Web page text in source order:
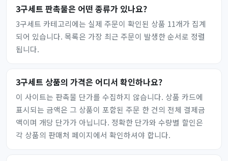
3구세트 판촉물은 어떤 종류가 있나요?
3구세트 카테고리에는 실제 주문이 확인된 상품 11개가 집계
되어 있습니다. 목록은 가장 최근 주문이 발생한 순서로 정렬
됩니다.
3구세트 상품의 가격은 어디서 확인하나요?
이 사이트는 판촉물 단가를 수집하지 않습니다. 상품 카드에
표시되는 금액은 그 상품이 포함된 주문 한 건의 전체 결제금
액이며 개당 단가가 아닙니다. 정확한 단가와 수량별 할인은
각 상품의 판매처 페이지에서 확인하셔야 합니다.